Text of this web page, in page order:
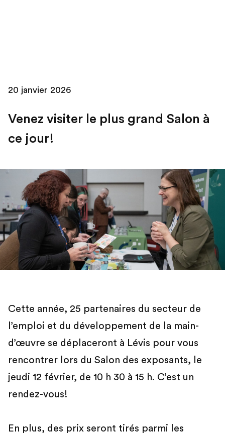
20 janvier 2026
Venez visiter le plus grand Salon à
ce jour!
Cette année, 25 partenaires du secteur de
l’emploi et du développement de la main-
d’œuvre se déplaceront à Lévis pour vous
rencontrer lors du Salon des exposants, le
jeudi 12 février, de 10 h 30 à 15 h. C’est un
rendez-vous!
En plus, des prix seront tirés parmi les